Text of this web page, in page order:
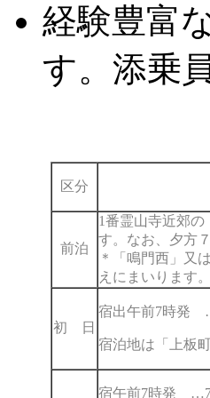
経験豊富
す。添乗
区分
前泊
1番霊山寺近郊
す。なお、夕方
＊「鳴門西」又
えにまいります。
初 日
宿出午前7時
宿泊地は「上板
宿午前7時発